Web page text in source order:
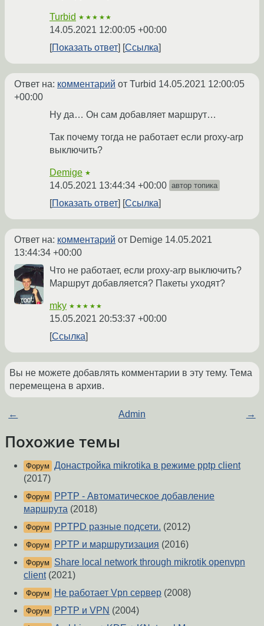
Turbid ★★★★★
14.05.2021 12:00:05 +00:00
Показать ответ
Ссылка
Ответ на: комментарий от Turbid 14.05.2021 12:00:05
+00:00
Ну да… Он сам добавляет маршрут…
Так почему тогда не работает если proxy-arp
выключить?
Demige ★
14.05.2021 13:44:34 +00:00 автор топика
Показать ответ Ссылка
Ответ на: комментарий от Demige 14.05.2021
13:44:34 +00:00
Что не работает, если proxy-arp выключить?
Маршрут добавляется? Пакеты уходят?
mky ★★★★★
15.05.2021 20:53:37 +00:00
Ссылка
Вы не можете добавлять комментарии в эту тему. Тема
перемещена в архив.
← Admin →
Похожие темы
Форум Донастройка mikrotika в режиме pptp client
(2017)
Форум
PPTP - Автоматическое добавление
маршрута (2018)
Форум PPTPD разные подсети. (2012)
Форум PPTP и маршрутизация (2016)
Форум
Share local network through mikrotik openvpn
client(2021)
Форум Не работает Vpn сервер (2008)
Форум PPTP и VPN (2004)